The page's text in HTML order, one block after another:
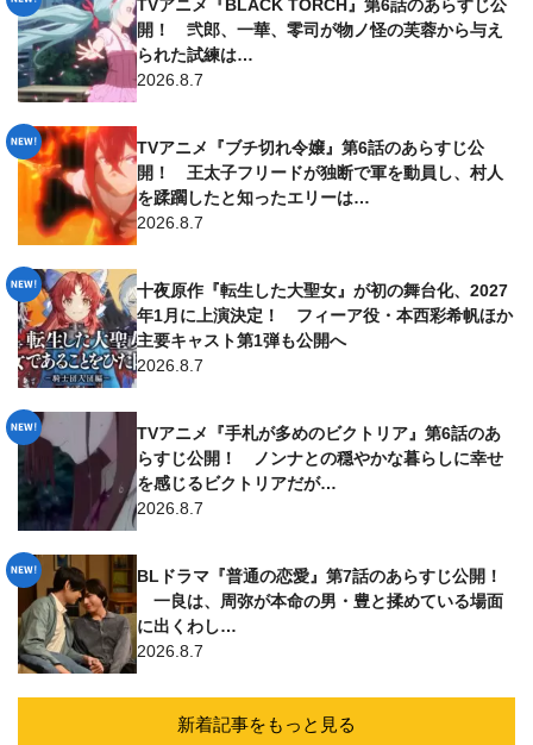
TVアニメ『BLACK TORCH』第6話のあらすじ公
開！ 弐郎、一華、零司が物ノ怪の芙蓉から与え
られた試練は…
2026.8.7
TVアニメ『ブチ切れ令嬢』第6話のあらすじ公
開！ 王太子フリードが独断で軍を動員し、村人
を蹂躙したと知ったエリーは…
2026.8.7
十夜原作『転生した大聖女』が初の舞台化、2027
年1月に上演決定！ フィーア役・本西彩希帆ほか
主要キャスト第1弾も公開へ
2026.8.7
TVアニメ『手札が多めのビクトリア』第6話のあ
らすじ公開！ ノンナとの穏やかな暮らしに幸せ
を感じるビクトリアだが…
2026.8.7
BLドラマ『普通の恋愛』第7話のあらすじ公開！
一良は、周弥が本命の男・豊と揉めている場面
に出くわし…
2026.8.7
新着記事をもっと見る